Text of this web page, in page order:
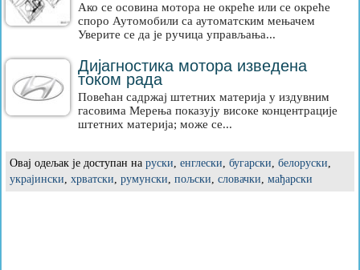
Ако се осовина мотора не окреће или се окреће
споро Аутомобили са аутоматским мењачем
Уверите се да је ручица управљања...
Дијагностика мотора изведена
током рада
Повећан садржај штетних материја у издувним
гасовима Мерења показују високе концентрације
штетних материја; може се...
Овај одељак је доступан на руски, енглески, бугарски, белоруски,
украјински, хрватски, румунски, пољски, словачки, мађарски